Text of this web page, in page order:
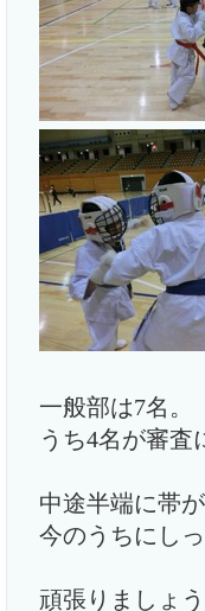
一般部は7名。
うち4名が審査
中途半端に帯
今のうちにし
頑張りましょ